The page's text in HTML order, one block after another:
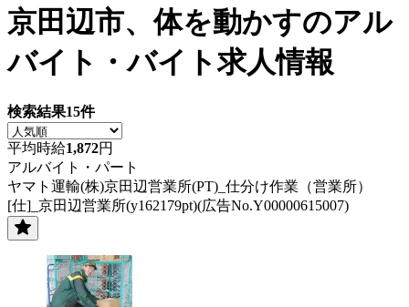
京田辺市、体を動かすのアル
バイト・バイト求人情報
検索結果15件
平均時給1,872円
アルバイト・パート
ヤマト運輸(株)京田辺営業所(PT)_仕分け作業（営業所）
[仕]_京田辺営業所(y162179pt)(広告No.Y00000615007)